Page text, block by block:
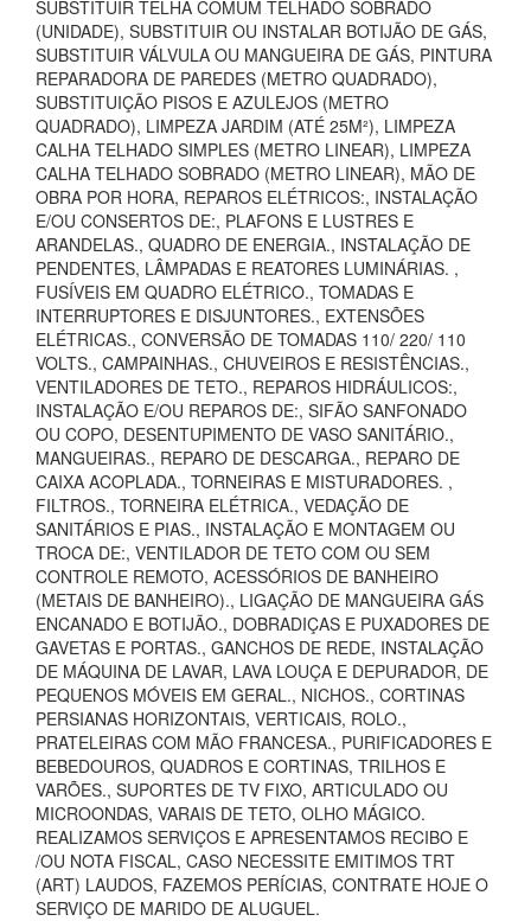
SUBSTITUIR TELHA COMUM TELHADO SOBRADO
(UNIDADE), SUBSTITUIR OU INSTALAR BOTIJÃO DE GÁS,
SUBSTITUIR VÁLVULA OU MANGUEIRA DE GÁS, PINTURA
REPARADORA DE PAREDES (METRO QUADRADO),
SUBSTITUIÇÃO PISOS E AZULEJOS (METRO
QUADRADO), LIMPEZA JARDIM (ATÉ 25M²), LIMPEZA
CALHA TELHADO SIMPLES (METRO LINEAR), LIMPEZA
CALHA TELHADO SOBRADO (METRO LINEAR), MÃO DE
OBRA POR HORA, REPAROS ELÉTRICOS:, INSTALAÇÃO
E/OU CONSERTOS DE:, PLAFONS E LUSTRES E
ARANDELAS., QUADRO DE ENERGIA., INSTALAÇÃO DE
PENDENTES, LÂMPADAS E REATORES LUMINÁRIAS. ,
FUSÍVEIS EM QUADRO ELÉTRICO., TOMADAS E
INTERRUPTORES E DISJUNTORES., EXTENSÕES
ELÉTRICAS., CONVERSÃO DE TOMADAS 110/ 220/ 110
VOLTS., CAMPAINHAS., CHUVEIROS E RESISTÊNCIAS.,
VENTILADORES DE TETO., REPAROS HIDRÁULICOS:,
INSTALAÇÃO E/OU REPAROS DE:, SIFÃO SANFONADO
OU COPO, DESENTUPIMENTO DE VASO SANITÁRIO.,
MANGUEIRAS., REPARO DE DESCARGA., REPARO DE
CAIXA ACOPLADA., TORNEIRAS E MISTURADORES. ,
FILTROS., TORNEIRA ELÉTRICA., VEDAÇÃO DE
SANITÁRIOS E PIAS., INSTALAÇÃO E MONTAGEM OU
TROCA DE:, VENTILADOR DE TETO COM OU SEM
CONTROLE REMOTO, ACESSÓRIOS DE BANHEIRO
(METAIS DE BANHEIRO)., LIGAÇÃO DE MANGUEIRA GÁS
ENCANADO E BOTIJÃO., DOBRADIÇAS E PUXADORES DE
GAVETAS E PORTAS., GANCHOS DE REDE, INSTALAÇÃO
DE MÁQUINA DE LAVAR, LAVA LOUÇA E DEPURADOR, DE
PEQUENOS MÓVEIS EM GERAL., NICHOS., CORTINAS
PERSIANAS HORIZONTAIS, VERTICAIS, ROLO.,
PRATELEIRAS COM MÃO FRANCESA., PURIFICADORES E
BEBEDOUROS, QUADROS E CORTINAS, TRILHOS E
VARÕES., SUPORTES DE TV FIXO, ARTICULADO OU
MICROONDAS, VARAIS DE TETO, OLHO MÁGICO.
REALIZAMOS SERVIÇOS E APRESENTAMOS RECIBO E
/OU NOTA FISCAL, CASO NECESSITE EMITIMOS TRT
(ART) LAUDOS, FAZEMOS PERÍCIAS, CONTRATE HOJE O
SERVIÇO DE MARIDO DE ALUGUEL.